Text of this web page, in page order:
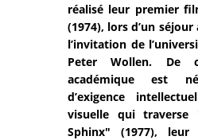
réalisé leur premier
(1974), lors d’un
l’invitation de
Peter Wollen. De
académique est
d’exigence
visuelle qui traverse
Sphinx" (1977), leur